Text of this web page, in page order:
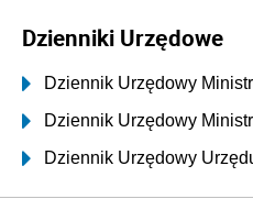
Dzienniki Urzędowe
Dziennik Urzędowy
Dziennik Urzędowy
Dziennik Urzędowy